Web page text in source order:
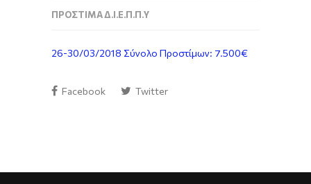
ΠΡΌΣΤΙΜΑ Δ.Ι.Ε.Π.Π.Υ
26-30/03/2018 Σύνολο Προστίμων: 7.500€
Facebook Twitter